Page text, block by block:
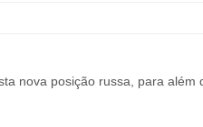
nova posição russa, para além